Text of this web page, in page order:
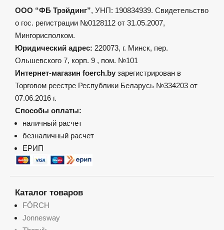
странице
странице
ООО “ФБ Трэйдинг”, УНП: 190834939. Свидетельство
о гос. регистрации №0128112 от 31.05.2007,
Мингорисполком.
Юридический адрес: 220073, г. Минск, пер.
Ольшевского 7, корп. 9 , пом. №101
Интернет-магазин foerch.by зарегистрирован в
Торговом реестре Республики Беларусь №334203 от
07.06.2016 г.
Способы оплаты:
наличный расчет
безналичный расчет
ЕРИП
Каталог товаров
FÖRCH
Jonnesway